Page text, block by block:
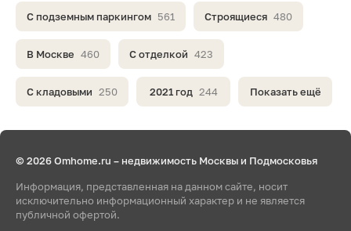
С подземным паркингом 561 Строящиеся 480
В Москве 460 С отделкой 423
С кладовыми 250 2021 год 244 Показать ещё
© 2026 Omhome.ru – недвижимость Москвы и Подмосковья
Информация, представленная на данном сайте, носит
исключительно информационный характер и не является
публичной офертой.